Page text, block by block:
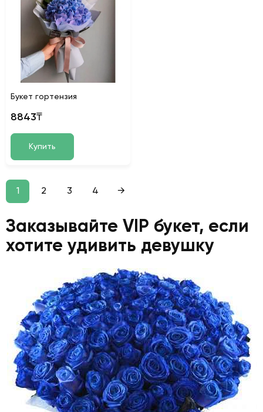
Букет гортензия
8843₸
Купить
1 2 3 4 →
Заказывайте VIP букет, если
хотите удивить девушку